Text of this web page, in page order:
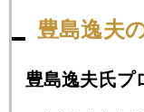
2008年01月30日
日本時間１月３１
豊島逸夫
豊島逸夫氏プ